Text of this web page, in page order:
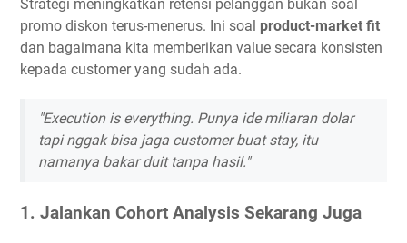
Strategi meningkatkan retensi pelanggan bukan soal
promo diskon terus-menerus. Ini soal product-market fit
dan bagaimana kita memberikan value secara konsisten
kepada customer yang sudah ada.
"Execution is everything. Punya ide miliaran dolar
tapi nggak bisa jaga customer buat stay, itu
namanya bakar duit tanpa hasil."
1. Jalankan Cohort Analysis Sekarang Juga